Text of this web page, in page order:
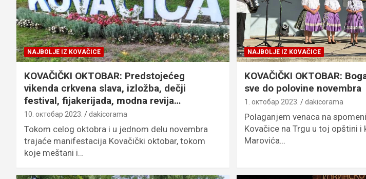
NAJBOLJE IZ KOVAČICE
KOVAČIČKI OKTOBAR: Predstojećeg
vikenda crkvena slava, izložba, dečji
festival, fijakerijada, modna revija…
10. октобар 2023. dakicorama
Tokom celog oktobra i u jednom delu novembra
trajaće manifestacija Kovačički oktobar, tokom
koje meštani i…
NAJBOLJE IZ KOVAČICE
KOVAČIČKI OKTOBAR:
sve do polovine novembra
1. октобар 2023. dakicorama
Polaganjem venaca na
Kovačice na Trgu u toj opštini i
Marovića…